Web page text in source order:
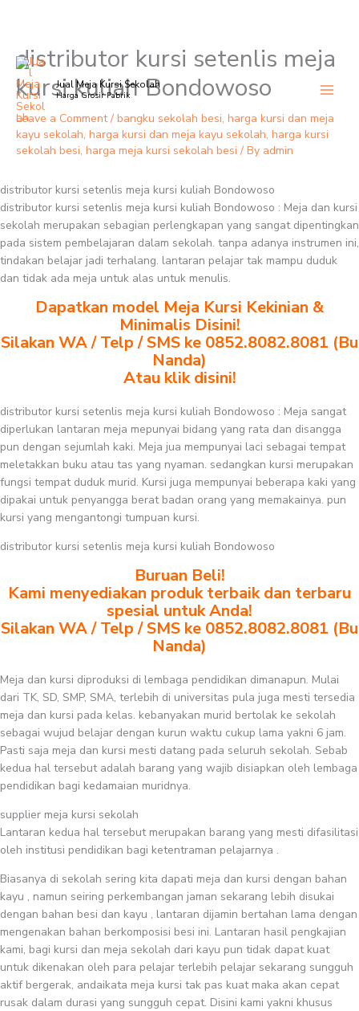
Skip
content
Jual Meja Kursi Sekolah
Harga Grosir Pabrik
distributor kursi setenlis meja
kursi kuliah Bondowoso
Leave a Comment / bangku sekolah besi, harga kursi dan meja
kayu sekolah, harga kursi dan meja kayu sekolah, harga kursi
sekolah besi, harga meja kursi sekolah besi / By admin
distributor kursi setenlis meja kursi kuliah Bondowoso
distributor kursi setenlis meja kursi kuliah Bondowoso : Meja dan kursi
sekolah merupakan sebagian perlengkapan yang sangat dipentingkan
pada sistem pembelajaran dalam sekolah. tanpa adanya instrumen ini,
tindakan belajar jadi terhalang. lantaran pelajar tak mampu duduk
dan tidak ada meja untuk alas untuk menulis.
Dapatkan model Meja Kursi Kekinian &
Minimalis Disini!
Silakan WA / Telp / SMS ke 0852.8082.8081 (Bu
Nanda)
Atau klik disini!
distributor kursi setenlis meja kursi kuliah Bondowoso : Meja sangat
diperlukan lantaran meja mepunyai bidang yang rata dan disangga
pun dengan sejumlah kaki. Meja jua mempunyai laci sebagai tempat
meletakkan buku atau tas yang nyaman. sedangkan kursi merupakan
fungsi tempat duduk murid. Kursi juga mempunyai beberapa kaki yang
dipakai untuk penyangga berat badan orang yang memakainya. pun
kursi yang mengantongi tumpuan kursi.
distributor kursi setenlis meja kursi kuliah Bondowoso
Buruan Beli!
Kami menyediakan produk terbaik dan terbaru
spesial untuk Anda!
Silakan WA / Telp / SMS ke 0852.8082.8081 (Bu
Nanda)
Meja dan kursi diproduksi di lembaga pendidikan dimanapun. Mulai
dari TK, SD, SMP, SMA, terlebih di universitas pula juga mesti tersedia
meja dan kursi pada kelas. kebanyakan murid bertolak ke sekolah
sebagai wujud belajar dengan kurun waktu cukup lama yakni 6 jam.
Pasti saja meja dan kursi mesti datang pada seluruh sekolah. Sebab
kedua hal tersebut adalah barang yang wajib disiapkan oleh lembaga
pendidikan bagi kedamaian muridnya.
supplier meja kursi sekolah
Lantaran kedua hal tersebut merupakan barang yang mesti difasilitasi
oleh institusi pendidikan bagi ketentraman pelajarnya .
Biasanya di sekolah sering kita dapati meja dan kursi dengan bahan
kayu , namun seiring perkembangan jaman sekarang lebih disukai
dengan bahan besi dan kayu , lantaran dijamin bertahan lama dengan
mengenakan bahan berkomposisi besi ini. Lantaran hasil pengkajian
kami, bagi kursi dan meja sekolah dari kayu pun tidak dapat kuat
untuk dikenakan oleh para pelajar terlebih pelajar sekarang sungguh
aktif bergerak, andaikata meja kursi tak pas kuat maka akan cepat
rusak dalam durasi yang sungguh cepat. Disini kami yakni khusus